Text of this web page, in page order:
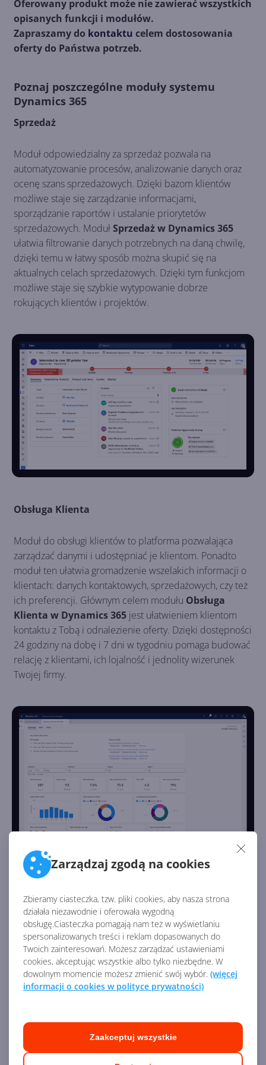
Zarządzaj zgodą na cookies
Zbieramy ciasteczka, tzw. pliki cookies, aby nasza strona
działała niezawodnie i oferowała wygodną
obsługę.Ciasteczka pomagają nam też w wyświetlaniu
spersonalizowanych treści i reklam dopasowanych do
Twoich zainteresowań. Możesz zarządzać ustawieniami
cookies, akceptując wszystkie albo tylko niezbędne. W
dowolnym momencie możesz zmienić swój wybór. (więcej
informacji o cookies w polityce prywatności)
Zaakceptuj wszystkie
Oferowany produkt może nie zawierać wszystkich
opisanych funkcji i modułów.
Zapraszamy do kontaktu celem dostosowania
oferty do Państwa potrzeb.
Poznaj poszczególne moduły systemu
Dynamics 365
Sprzedaż
Moduł odpowiedzialny za sprzedaż pozwala na
automatyzowanie procesów, analizowanie danych oraz
ocenę szans sprzedażowych. Dzięki bazom klientów
możliwe staje się zarządzanie informacjami,
sporządzanie raportów i ustalanie priorytetów
sprzedażowych. ModułSprzedaż w Dynamics 365
ułatwia filtrowanie danych potrzebnych na daną chwilę,
dzięki temu w łatwy sposób można skupić się na
aktualnych celach sprzedażowych. Dzięki tym funkcjom
możliwe staje się szybkie wytypowanie dobrze
rokujących klientów i projektów.
Obsługa Klienta
Moduł do obsługi klientów to platforma pozwalająca
zarządzać danymi i udostępniać je klientom. Ponadto
moduł ten ułatwia gromadzenie wszelakich informacji o
klientach: danych kontaktowych, sprzedażowych, czy też
ich preferencji. Głównym celem modułu Obsługa
Klienta w Dynamics 365 jest ułatwieniem klientom
kontaktu z Tobą i odnalezienie oferty. Dzięki dostępności
24 godziny na dobę i 7 dni w tygodniu pomaga budować
relację z klientami, ich lojalność i jednolity wizerunek
Twojej firmy.
Usługi
ModułUsługi w Dynamics 365— jak sama nazwa
mówi — służy do zarządzania szeroko pojętymi usługami.
Dzięki niemu możesz zarządzać zleceniami na usługi,
przydzielaniem, ilością czasu, raportowaniem i analizą.
Ponadto moduł Usługi w łatwy sposób pozwala
planować spotkania i zarządzać nimi. Nie zabrakło
posiada również dedykowaną aplikację mobilną dla
pracowników, którzy dzięki niej zyskują dostęp do
czytnika kodów kreskowych, RFID, czytnika kart